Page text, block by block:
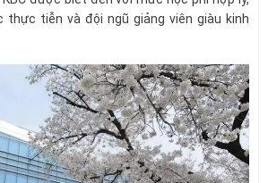
thực tiễn và đội ngũ giảng viên giàu kinh